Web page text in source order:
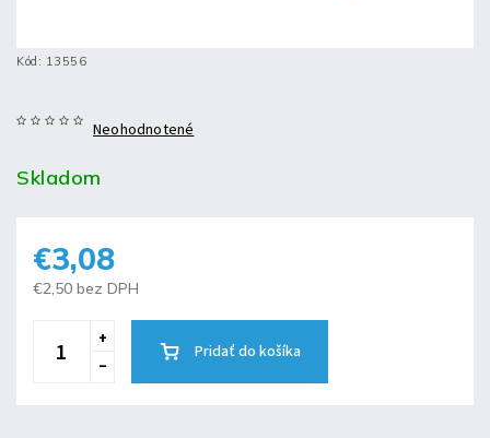
Kód: 13556
Neohodnotené
Skladom
€3,08
€2,50 bez DPH
Pridať do košíka